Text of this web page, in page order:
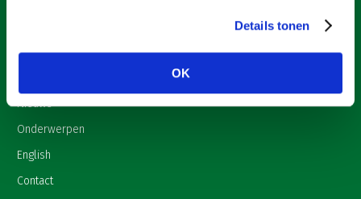
Details tonen
OK
Home
Nieuws
Onderwerpen
English
Contact